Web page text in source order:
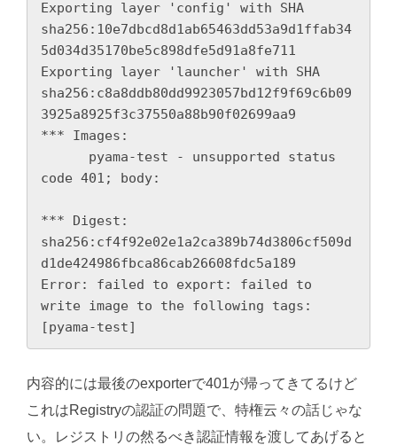
Exporting layer 'config' with SHA
sha256:10e7dbcd8d1ab65463dd53a9d1ffab34
5d034d35170be5c898dfe5d91a8fe711
Exporting layer 'launcher' with SHA
sha256:c8a8ddb80dd9923057bd12f9f69c6b09
3925a8925f3c37550a88b90f02699aa9
*** Images:
code 401; body:
*** Digest:
sha256:cf4f92e02e1a2ca389b74d3806cf509d
d1de424986fbca86cab26608fdc5a189
Error: failed to export: failed to
write image to the following tags:
[pyama-test]
内容的には最後のexporterで401が帰ってきてるけど
これはRegistryの認証の問題で、特権云々の話じゃな
い。レジストリの然るべき認証情報を渡してあげると